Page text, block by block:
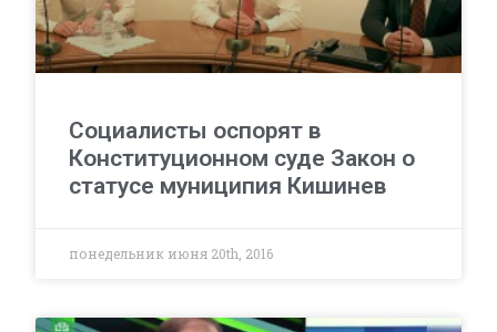
Социалисты оспорят в
Конституционном суде Закон о
статусе муниципия Кишинев
понедельник июня 20th, 2016